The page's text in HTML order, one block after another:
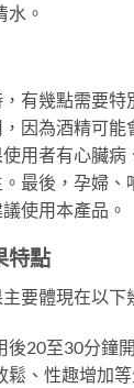
水。
有幾點需要
因為酒精可能
用者有心臟
最後，孕婦
使用本產品。
特點
要體現在以下
後20至30分鐘
鬆、性趣增加等